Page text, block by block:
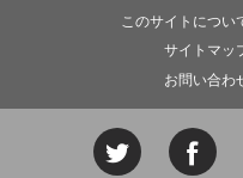
このサイトについ
サイトマッ
お問い合わ